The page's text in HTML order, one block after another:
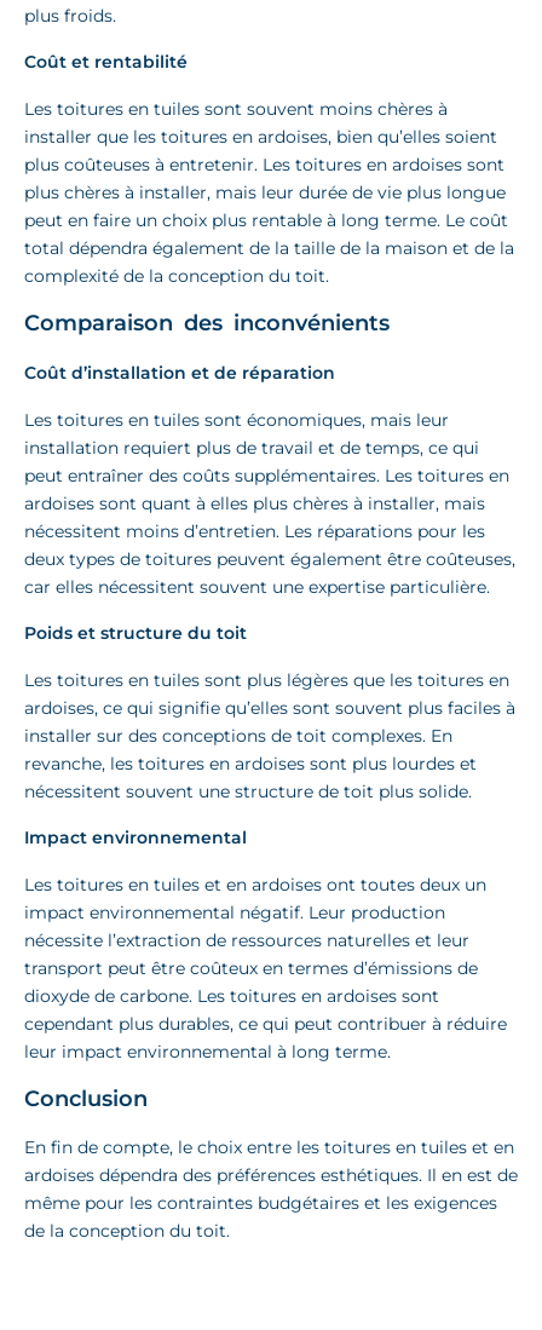
plus froids.
Coût et rentabilité
Les toitures en tuiles sont souvent moins chères à
installer que les toitures en ardoises, bien qu’elles soient
plus coûteuses à entretenir. Les toitures en ardoises sont
plus chères à installer, mais leur durée de vie plus longue
peut en faire un choix plus rentable à long terme. Le coût
total dépendra également de la taille de la maison et de la
complexité de la conception du toit.
Comparaison des inconvénients
Coût d’installation et de réparation
Les toitures en tuiles sont économiques, mais leur
installation requiert plus de travail et de temps, ce qui
peut entraîner des coûts supplémentaires. Les toitures en
ardoises sont quant à elles plus chères à installer, mais
nécessitent moins d’entretien. Les réparations pour les
deux types de toitures peuvent également être coûteuses,
car elles nécessitent souvent une expertise particulière.
Poids et structure du toit
Les toitures en tuiles sont plus légères que les toitures en
ardoises, ce qui signifie qu’elles sont souvent plus faciles à
installer sur des conceptions de toit complexes. En
revanche, les toitures en ardoises sont plus lourdes et
nécessitent souvent une structure de toit plus solide.
Impact environnemental
Les toitures en tuiles et en ardoises ont toutes deux un
impact environnemental négatif. Leur production
nécessite l’extraction de ressources naturelles et leur
transport peut être coûteux en termes d’émissions de
dioxyde de carbone. Les toitures en ardoises sont
cependant plus durables, ce qui peut contribuer à réduire
leur impact environnemental à long terme.
Conclusion
En fin de compte, le choix entre les toitures en tuiles et en
ardoises dépendra des préférences esthétiques. Il en est de
même pour les contraintes budgétaires et les exigences
de la conception du toit.